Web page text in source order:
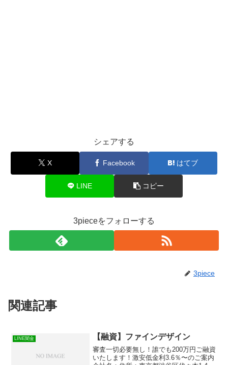
シェアする
X Facebook はてブ
LINE コピー
3pieceをフォローする
3piece
関連記事
LINE闇金 【融資】ファインデザイン
審査一切必要無し！誰でも200万円ご融資
いたします！激安低金利3.6％〜のご案内